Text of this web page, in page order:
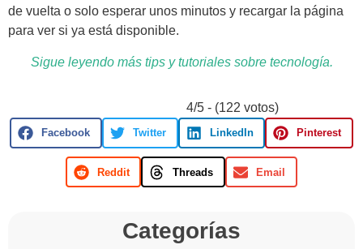
de vuelta o solo esperar unos minutos y recargar la página
para ver si ya está disponible.
Sigue leyendo más tips y tutoriales sobre tecnología.
4/5 - (122 votos)
Facebook Twitter LinkedIn Pinterest
Reddit Threads Email
Categorías